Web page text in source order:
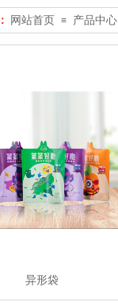
网站首页 ≡ 产品中心
异形袋